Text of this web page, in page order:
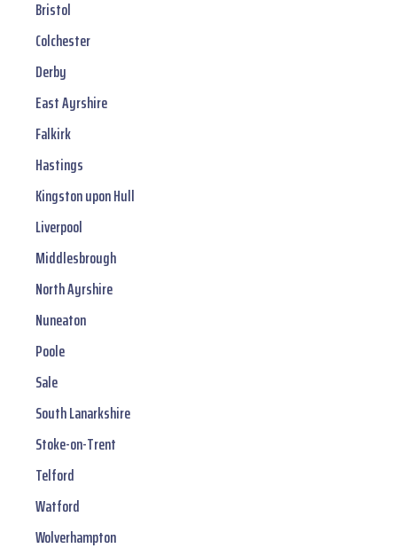
Bristol
Colchester
Derby
East Ayrshire
Falkirk
Hastings
Kingston upon Hull
Liverpool
Middlesbrough
North Ayrshire
Nuneaton
Poole
Sale
South Lanarkshire
Stoke-on-Trent
Telford
Watford
Wolverhampton